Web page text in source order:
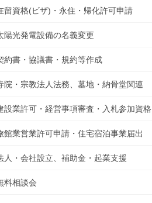
留資格(ビザ)・永住・帰化許可申請
陽光発電設備の名義変更
約書・協議書・規約等作成
院・宗教法人法務、墓地・納骨堂関連
設業許可・経営事項審査・入札参加資格
館業営業許可申請・住宅宿泊事業届出
人・会社設立、補助金・起業支援
料相談会